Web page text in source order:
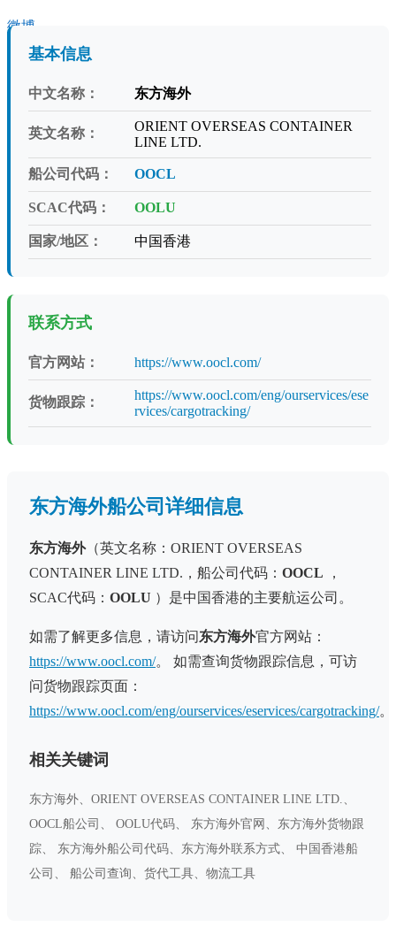
微博
基本信息
中文名称： 东方海外
英文名称：
ORIENT OVERSEAS CONTAINER
LINE LTD.
船公司代码： OOCL
SCAC代码： OOLU
国家/地区： 中国香港
联系方式
官方网站： https://www.oocl.com/
货物跟踪：
https://www.oocl.com/eng/ourservices/ese
rvices/cargotracking/
东方海外船公司详细信息
东方海外（英文名称：ORIENT OVERSEAS
CONTAINER LINE LTD.，船公司代码： OOCL ，
SCAC代码： OOLU ）是中国香港的主要航运公司。
如需了解更多信息，请访问东方海外官方网站：
https://www.oocl.com/。 如需查询货物跟踪信息，可访
问货物跟踪页面：
https://www.oocl.com/eng/ourservices/eservices/cargotracking/。
相关关键词
东方海外、ORIENT OVERSEAS CONTAINER LINE LTD.、
OOCL船公司、 OOLU代码、 东方海外官网、东方海外货物跟
踪、 东方海外船公司代码、东方海外联系方式、 中国香港船
公司、 船公司查询、货代工具、物流工具